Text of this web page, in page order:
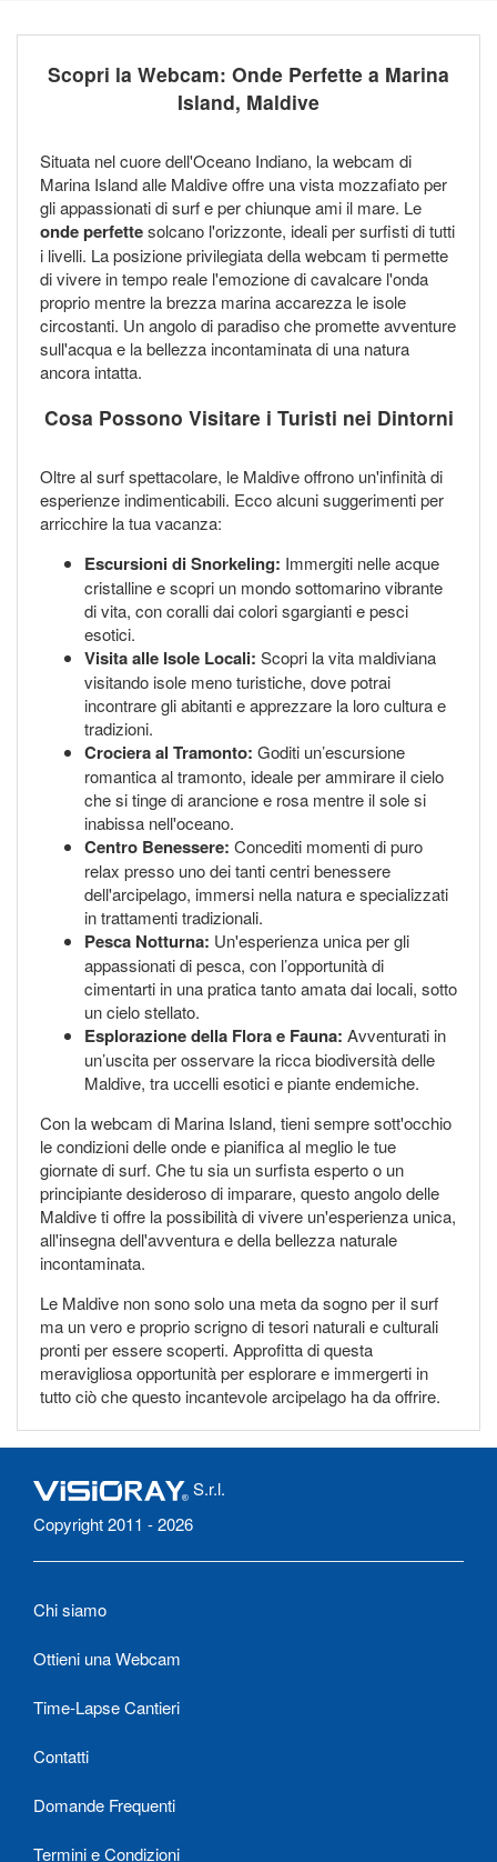
Scopri la Webcam: Onde Perfette a Marina
Island, Maldive
Situata nel cuore dell'Oceano Indiano, la webcam di
Marina Island alle Maldive offre una vista mozzafiato per
gli appassionati di surf e per chiunque ami il mare. Le
onde perfettesolcano l'orizzonte, ideali per surfisti di tutti
i livelli. La posizione privilegiata della webcam ti permette
di vivere in tempo reale l'emozione di cavalcare l'onda
proprio mentre la brezza marina accarezza le isole
circostanti. Un angolo di paradiso che promette avventure
sull'acqua e la bellezza incontaminata di una natura
ancora intatta.
Cosa Possono Visitare i Turisti nei Dintorni
Oltre al surf spettacolare, le Maldive offrono un'infinità di
esperienze indimenticabili. Ecco alcuni suggerimenti per
arricchire la tua vacanza:
Escursioni di Snorkeling: Immergiti nelle acque
cristalline e scopri un mondo sottomarino vibrante
di vita, con coralli dai colori sgargianti e pesci
esotici.
Visita alle Isole Locali: Scopri la vita maldiviana
visitando isole meno turistiche, dove potrai
incontrare gli abitanti e apprezzare la loro cultura e
tradizioni.
Crociera al Tramonto: Goditi un’escursione
romantica al tramonto, ideale per ammirare il cielo
che si tinge di arancione e rosa mentre il sole si
inabissa nell'oceano.
Centro Benessere: Concediti momenti di puro
relax presso uno dei tanti centri benessere
dell'arcipelago, immersi nella natura e specializzati
in trattamenti tradizionali.
Pesca Notturna: Un'esperienza unica per gli
appassionati di pesca, con l’opportunità di
cimentarti in una pratica tanto amata dai locali, sotto
un cielo stellato.
Esplorazione della Flora e Fauna: Avventurati in
un’uscita per osservare la ricca biodiversità delle
Maldive, tra uccelli esotici e piante endemiche.
Con la webcam di Marina Island, tieni sempre sott'occhio
le condizioni delle onde e pianifica al meglio le tue
giornate di surf. Che tu sia un surfista esperto o un
principiante desideroso di imparare, questo angolo delle
Maldive ti offre la possibilità di vivere un'esperienza unica,
all'insegna dell'avventura e della bellezza naturale
incontaminata.
Le Maldive non sono solo una meta da sogno per il surf
ma un vero e proprio scrigno di tesori naturali e culturali
pronti per essere scoperti. Approfitta di questa
meravigliosa opportunità per esplorare e immergerti in
tutto ciò che questo incantevole arcipelago ha da offrire.
S.r.l.
Copyright 2011 - 2026
Chi siamo
Ottieni una Webcam
Time-Lapse Cantieri
Contatti
Domande Frequenti
Termini e Condizioni